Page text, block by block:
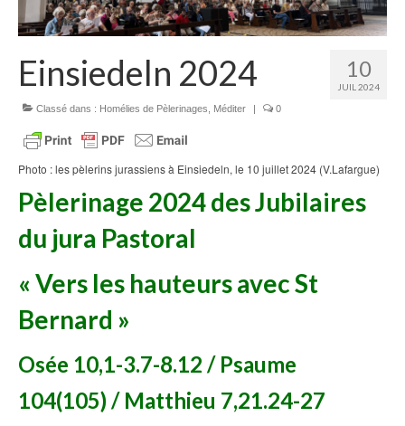
Mon témoignage
Lire
Articles, Chroniques
Livres
Grandir : rubrique Cliquer
Cath.ch
Echo Magazine – Trait Libre
Echo Magazine – Evangile
Echo Magazine – Une Question
Voir
Films, Vidéos, Selfies
Selfies de Mariages
10
JUIL 2024
Einsiedeln 2024
Classé dans : Homélies de Pèlerinages Méditer 0
Photo : les pèlerins jurassiens à Einsiedeln, le 10 juillet 2024 (V.Lafargue)
Pèlerinage 2024 des Jubilaires
du jura Pastoral
« Vers les hauteursavec St
Bernard »
Osée 10,1-3.7-8.12 / Psaume
104(105) / Matthieu 7,21.24-27